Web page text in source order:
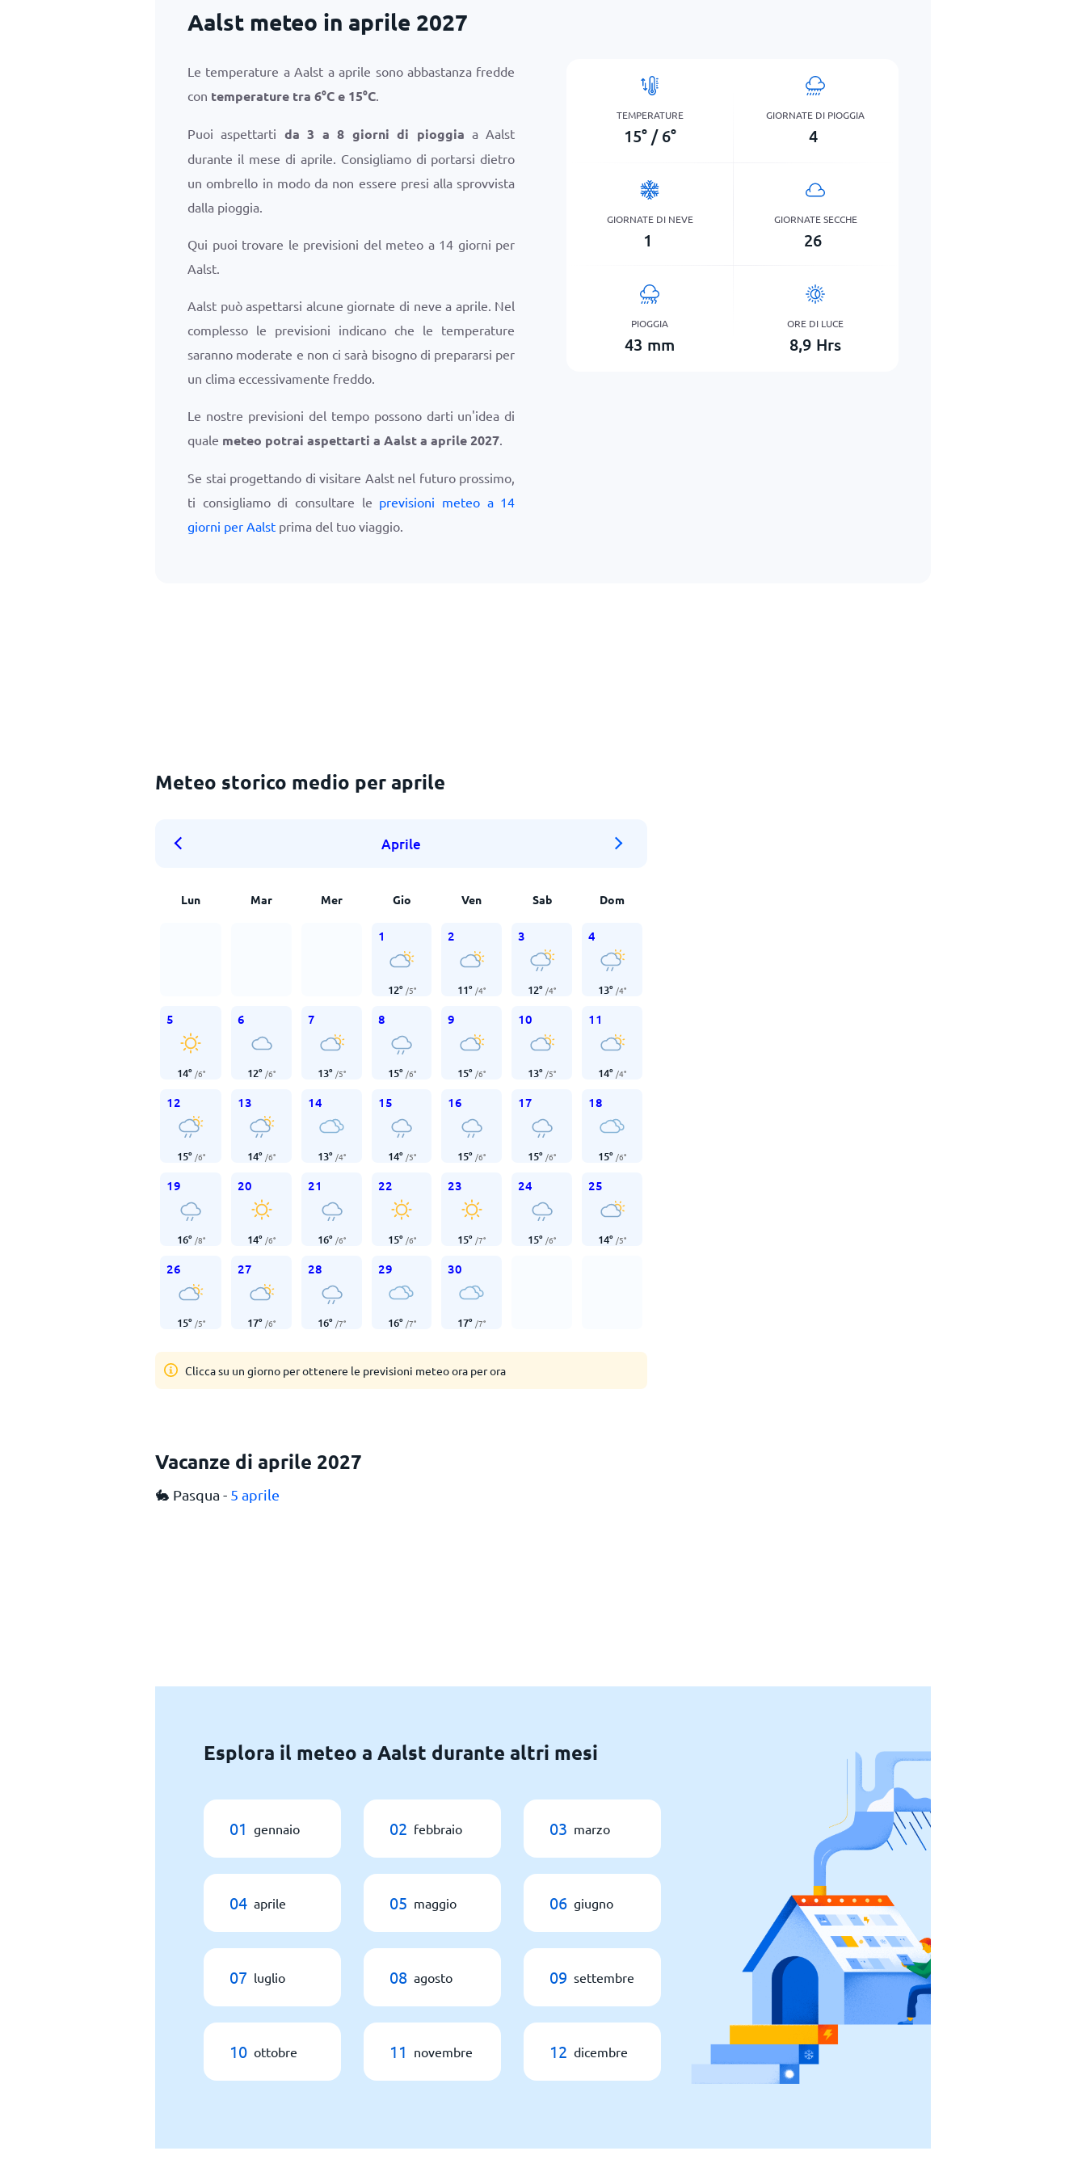
Aalst meteo in aprile 2027
Le temperature a Aalst a aprile sono abbastanza fredde
con temperature tra 6°Ce 15°C.
Puoi aspettarti da 3 a 8 giorni di pioggia a Aalst
durante il mese di aprile. Consigliamo di portarsi dietro
un ombrello in modo da non essere presi alla sprovvista
dalla pioggia.
Qui puoi trovare le previsioni del meteo a 14 giorni per
Aalst.
Aalst può aspettarsi alcune giornate di neve a aprile. Nel
complesso le previsioni indicano che le temperature
saranno moderate e non ci sarà bisogno di prepararsi per
un clima eccessivamente freddo.
Le nostre previsioni del tempo possono darti un'idea di
quale meteo potrai aspettarti a Aalst a aprile 2027.
Se stai progettando di visitare Aalst nel futuro prossimo,
ti consigliamo di consultare le previsioni meteo a 14
giorni per Aalst prima del tuo viaggio.
TEMPERATURE
15° / 6°
GIORNATE DI PIOGGIA
4
GIORNATE DI NEVE
1
GIORNATE SECCHE
26
PIOGGIA
43 mm
ORE DI LUCE
8,9 Hrs
Meteo storico medio per aprile
Aprile
Lun Mar Mer Gio Ven Sab Dom
1
12° /5°
2
11° /4°
3
12° /4°
4
13° /4°
5
14° /6°
6
12° /6°
7
13° /5°
8
15° /6°
9
15° /6°
10
13° /5°
11
14° /4°
12
15° /6°
13
14° /6°
14
13° /4°
15
14° /5°
16
15° /6°
17
15° /6°
18
15° /6°
19
16° /8°
20
14° /6°
21
16° /6°
22
15° /6°
23
15° /7°
24
15° /6°
25
14° /5°
26
15° /5°
27
17° /6°
28
16° /7°
29
16° /7°
30
17° /7°
Clicca su un giorno per ottenere le previsioni meteo ora per ora
Vacanze di aprile 2027
🐇 Pasqua - 5 aprile
Esplora il meteo a Aalst durante altri mesi
01 gennaio 02 febbraio 03 marzo
04 aprile 05 maggio 06 giugno
07 luglio 08 agosto 09 settembre
10 ottobre 11 novembre 12 dicembre